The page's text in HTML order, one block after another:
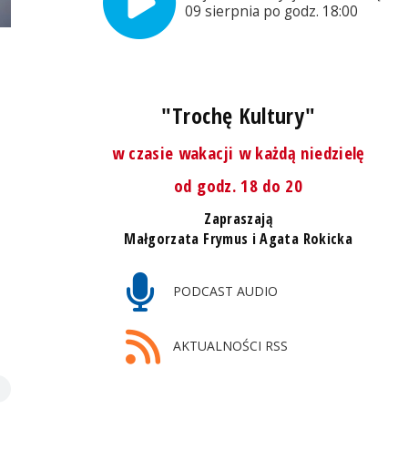
09 sierpnia po godz. 18:00
"Trochę Kultury"
w czasie wakacji w każdą niedzielę
od godz. 18 do 20
Zapraszają
Małgorzata Frymus i Agata Rokicka
PODCAST AUDIO
AKTUALNOŚCI RSS